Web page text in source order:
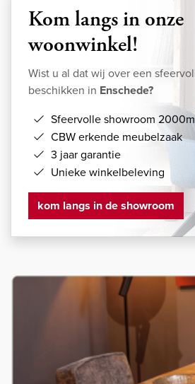
Kom langs in onze
woonwinkel!
Wist u al dat wij over een
beschikken in Enschede?
Sfeervolle showroom 2000m
CBW erkende meubelzaak
3 jaar garantie
Unieke winkelbeleving
kom langs in de showroom